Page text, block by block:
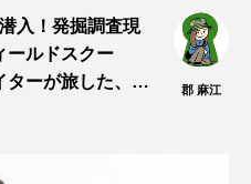
入！発掘調査現
ールドスクー
ターが旅した、見
郡 麻江